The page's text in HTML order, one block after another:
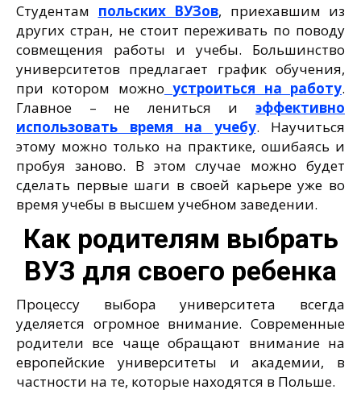
Студентам польских ВУЗов, приехавшим из
других стран, не стоит переживать по поводу
совмещения работы и учебы. Большинство
университетов предлагает график обучения,
при котором можно устроиться на работу.
Главное – не лениться и эффективно
использовать время на учебу. Научиться
этому можно только на практике, ошибаясь и
пробуя заново. В этом случае можно будет
сделать первые шаги в своей карьере уже во
время учебы в высшем учебном заведении.
Как родителям выбрать
ВУЗ для своего ребенка
Процессу выбора университета всегда
уделяется огромное внимание. Современные
родители все чаще обращают внимание на
европейские университеты и академии, в
частности на те, которые находятся в Польше.